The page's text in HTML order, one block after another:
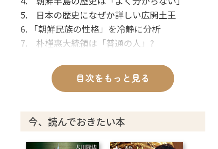
5. 日本の歴史になぜか詳しい広開土王
6. 「朝鮮民族の性格」を冷静に分析
7. 朴槿惠大統領は「普通の人」?
9. 日本と韓国の「意外な関係」
10. 北朝鮮には「リミット」が近づいている
12. 日本と朝鮮半島の「未来」をどう築くか
13. 現代の日本外交への「指針」
14. 広開土王の霊言を終えて
目次をもっと見る
今、読んでおきたい本